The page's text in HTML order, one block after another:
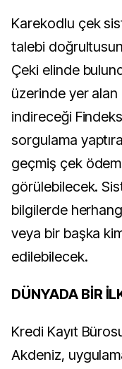
Karekodlu çek
talebi
Çeki elinde
üzerinde yer alan
indireceği
sorgulama
geçmiş çek
görülebilecek.
bilgilerde
veya bir başka
edilebilecek.
DÜNYADA BİR
Kredi Kayıt
Akdeniz,